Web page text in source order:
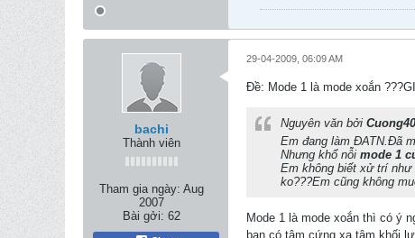
bachi
Thành viên
Tham gia ngày: Aug
2007
Bài gởi: 62
29-04-2009, 06:09 AM
Ðề: Mode 1 là mode xoắn
Nguyên văn bởi
Em đang làm ĐATN.Đã
Nhưng khổ nỗi mode 1
Em không biết xử trí như
ko???Em cũng không
Mode 1 là mode xoắn thì có ý
bạn có tâm cứng xa tâm khối